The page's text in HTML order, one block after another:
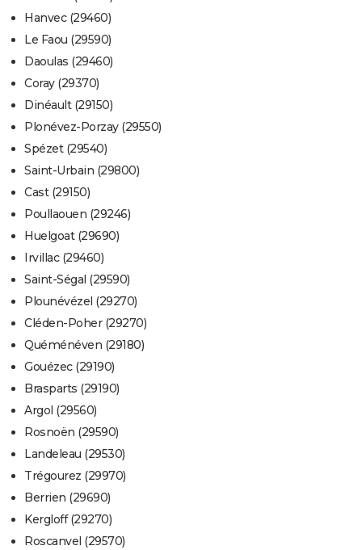
Hanvec (29460)
Le Faou (29590)
Daoulas (29460)
Coray (29370)
Dinéault (29150)
Plonévez-Porzay (29550)
Spézet (29540)
Saint-Urbain (29800)
Cast (29150)
Poullaouen (29246)
Huelgoat (29690)
Irvillac (29460)
Saint-Ségal (29590)
Plounévézel (29270)
Cléden-Poher (29270)
Quéménéven (29180)
Gouézec (29190)
Brasparts (29190)
Argol (29560)
Rosnoën (29590)
Landeleau (29530)
Trégourez (29970)
Berrien (29690)
Kergloff (29270)
Roscanvel (29570)